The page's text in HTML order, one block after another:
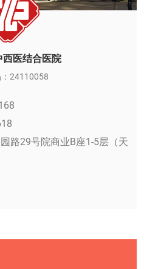
西医结合医院
24110058
路29号院商业B座1-5层（天